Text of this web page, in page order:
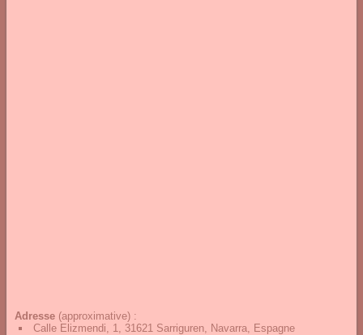
Adresse (approximative) :
Calle Elizmendi, 1, 31621 Sarriguren, Navarra, Espagne